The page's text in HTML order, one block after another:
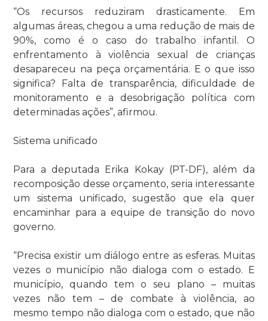
“Os recursos reduziram drasticamente. Em
algumas áreas, chegou a uma redução de mais de
90%, como é o caso do trabalho infantil. O
enfrentamento à violência sexual de crianças
desapareceu na peça orçamentária. E o que isso
significa? Falta de transparência, dificuldade de
monitoramento e a desobrigação política com
determinadas ações”, afirmou.
Sistema unificado
Para a deputada Erika Kokay (PT-DF), além da
recomposição desse orçamento, seria interessante
um sistema unificado, sugestão que ela quer
encaminhar para a equipe de transição do novo
governo.
“Precisa existir um diálogo entre as esferas. Muitas
vezes o município não dialoga com o estado. E
município, quando tem o seu plano – muitas
vezes não tem – de combate à violência, ao
mesmo tempo não dialoga com o estado, que não